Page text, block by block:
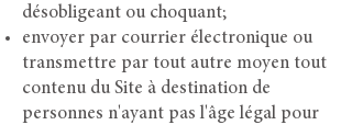
désobligeant ou choquant;
envoyer par courrier électronique ou
transmettre par tout autre moyen tout
contenu du Site à destination de
personnes n'ayant pas l'âge légal pour